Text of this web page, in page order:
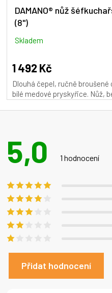
DAMANO® nůž
(8")
Skladem
1 492 Kč
Dlouhá čepel, ručně
bílé medové pryskyřice. Nůž,
5,0
hodnocení
1 hodnocení
Přidat hodnocení